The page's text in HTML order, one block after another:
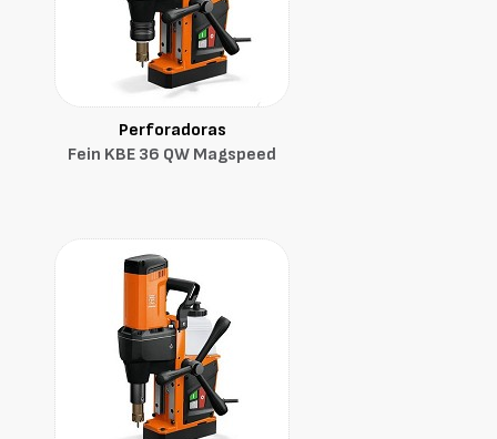
Perforadoras
Fein KBE 36 QW Magspeed